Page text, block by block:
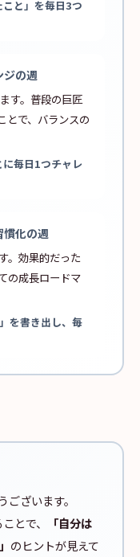
と」を毎日3つ
の週
す。普段の巨匠
とで、バランスの
毎日1つチャレ
化の週
。効果的だった
の成長ロードマ
を書き出し、毎
ざいます。
とで、
「自分は
のヒントが見えて